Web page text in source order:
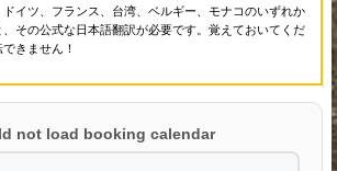
イツ、フランス、台湾、ベルギー、モナコのいずれか
その公式な日本語翻訳が必要です。覚えておいてくだ
きません！
not load booking calendar